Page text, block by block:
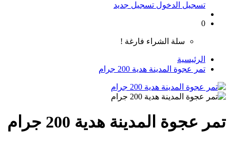
تسجيل الدخول تسجيل جديد
0
سلة الشراء فارغة !
الرئيسية
تمر عجوة المدينة هدية 200 جرام
تمر عجوة المدينة هدية 200 جرام